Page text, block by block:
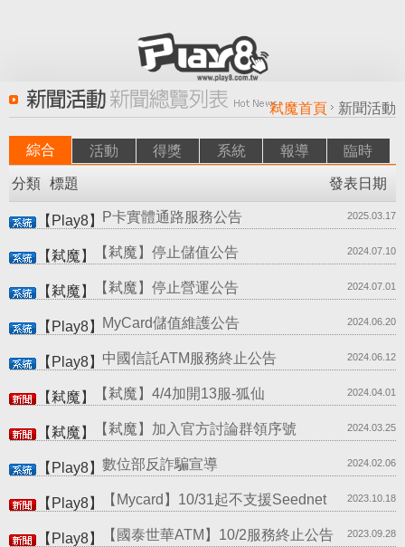
弒魔首頁 新聞活動
綜合 活動 得獎 系統 報導 臨時
分類 標題 發表日期
【Play8】P卡實體通路服務公告 2025.03.17
【弒魔】 【弒魔】停止儲值公告 2024.07.10
【弒魔】 【弒魔】停止營運公告 2024.07.01
【Play8】MyCard儲值維護公告 2024.06.20
【Play8】中國信託ATM服務終止公告 2024.06.12
【弒魔】 【弒魔】4/4加開13服-狐仙 2024.04.01
【弒魔】 【弒魔】加入官方討論群領序號 2024.03.25
【Play8】數位部反詐騙宣導 2024.02.06
【Play8】 【Mycard】10/31起不支援Seednet 2023.10.18
【Play8】 【國泰世華ATM】10/2服務終止公告 2023.09.28